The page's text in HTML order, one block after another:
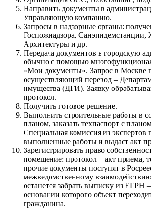
Направить документы в
Управляющую компанию.
Запросы в надзорные органы:
Госпожнадзора, Санэпидемстанции,
Архитектуры и др.
Передача документов в городскую
обычно с помощью
«Мои документы». Запрос в Москве
осуществляющий перевод –
имущества (ДГИ). Заявку
протокол.
Получить готовое решение.
Выполнить строительные работы в
планом, заказать техпаспорт с
Специальная комиссия из экспертов
выполненные работы и выдаст акт
Зарегистрировать право
помещение: протокол + акт приема,
прочие документы поступят в
межведомственному
останется забрать выписку из ЕГРН
основании которого объект
гражданина.